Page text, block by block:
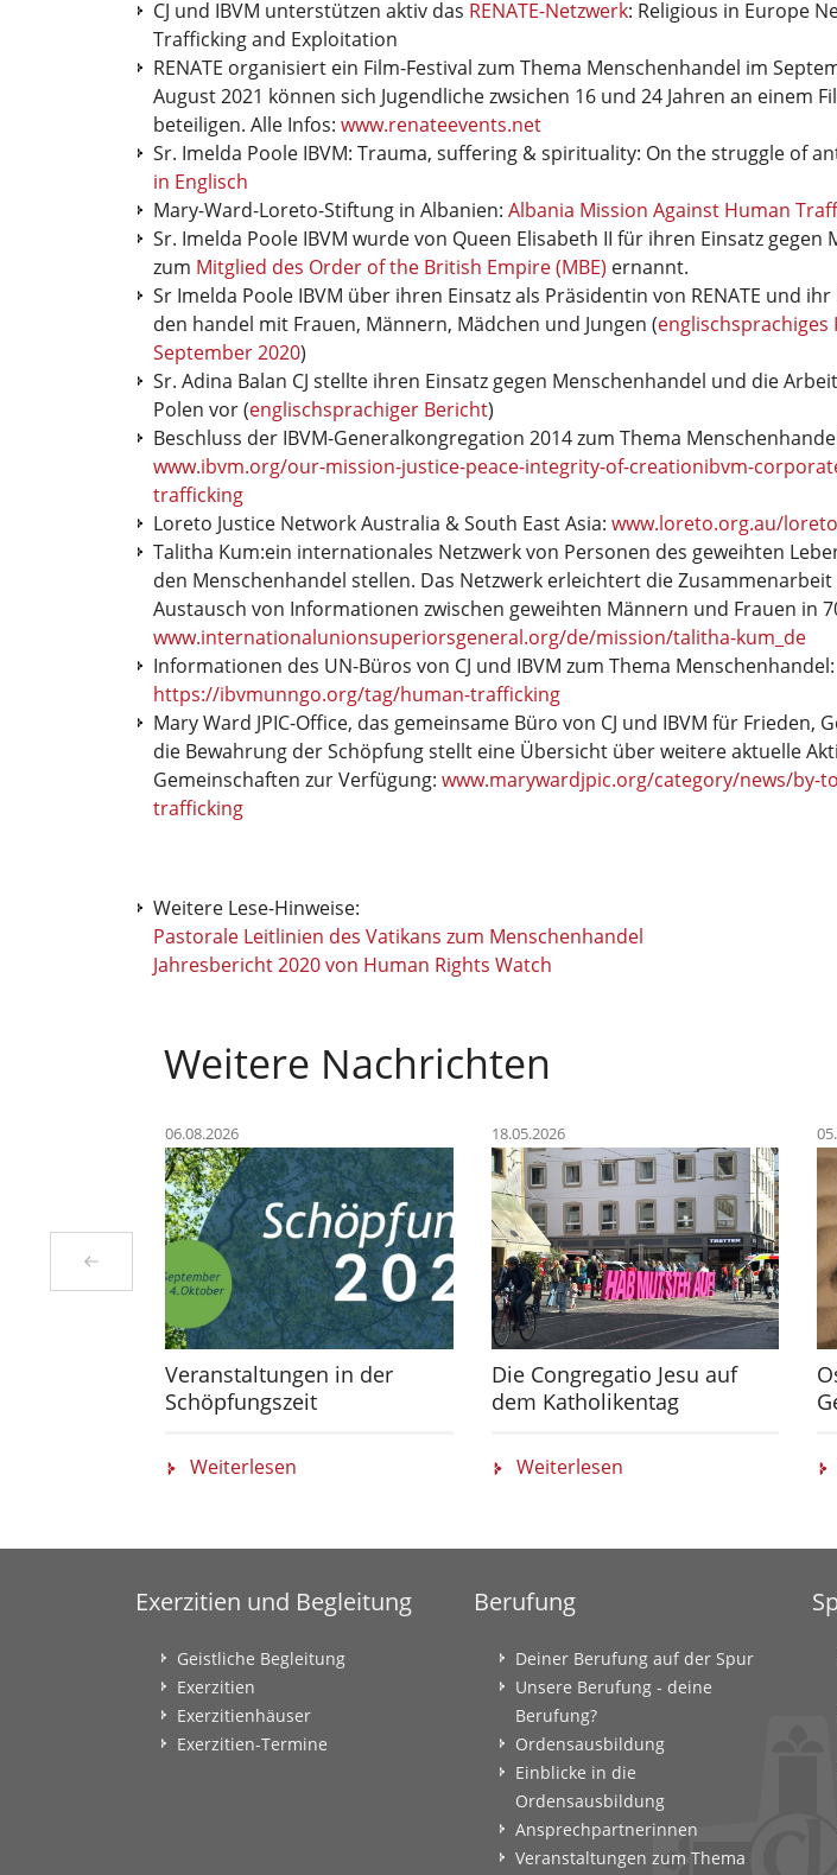
CJ und IBVM unterstützen aktiv das RENATE-Netzwerk: Religious in Europe
Trafficking and Exploitation
RENATE organisiert ein Film-Festival zum Thema Menschenhandel im
August 2021 können sich Jugendliche zwsichen 16 und 24 Jahren an einem
beteiligen. Alle Infos: www.renateevents.net
Sr. Imelda Poole IBVM: Trauma, suffering & spirituality: On the struggle of
in Englisch
Mary-Ward-Loreto-Stiftung in Albanien: Albania Mission Against Human
Sr. Imelda Poole IBVM wurde von Queen Elisabeth II für ihren Einsatz gegen
zum Mitglied des Order of the British Empire (MBE) ernannt.
Sr Imelda Poole IBVM über ihren Einsatz als Präsidentin von RENATE und
den handel mit Frauen, Männern, Mädchen und Jungen (englischsprachiges
September 2020)
Sr. Adina Balan CJ stellte ihren Einsatz gegen Menschenhandel und die
Polen vor (englischsprachiger Bericht)
Beschluss der IBVM-Generalkongregation 2014 zum Thema
www.ibvm.org/our-mission-justice-peace-integrity-of-creationibvm-
trafficking
Loreto Justice Network Australia & South East Asia: www.loreto.org.au/
Talitha Kum:ein internationales Netzwerk von Personen des geweihten
den Menschenhandel stellen. Das Netzwerk erleichtert die
Austausch von Informationen zwischen geweihten Männern und Frauen in
www.internationalunionsuperiorsgeneral.org/de/mission/talitha-kum_de
Informationen des UN-Büros von CJ und IBVM zum Thema Menschenhandel:
https://ibvmunngo.org/tag/human-trafficking
Mary Ward JPIC-Office, das gemeinsame Büro von CJ und IBVM für Frieden,
die Bewahrung der Schöpfung stellt eine Übersicht über weitere aktuelle
Gemeinschaften zur Verfügung: www.marywardjpic.org/category/news/by-
trafficking
Weitere Lese-Hinweise:
Pastorale Leitlinien des Vatikans zum Menschenhandel
Jahresbericht 2020 von Human Rights Watch
Weitere Nachrichten
06.08.2026
Veranstaltungen in der
Schöpfungszeit
Weiterlesen
18.05.2026
Die Congregatio Jesu auf
dem Katholikentag
Weiterlesen
Exerzitien und Begleitung
Geistliche Begleitung
Exerzitien
Exerzitienhäuser
Exerzitien-Termine
Berufung
Deiner Berufung auf der Spur
Unsere Berufung - deine
Berufung?
Ordensausbildung
Einblicke in die
Ordensausbildung
Ansprechpartnerinnen
Veranstaltungen zum Thema